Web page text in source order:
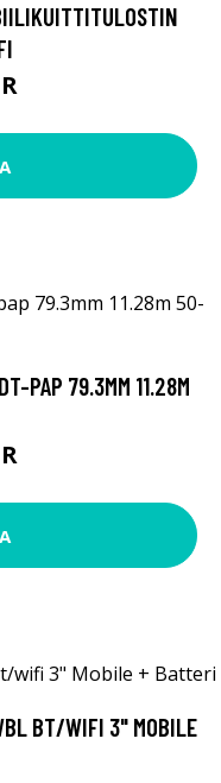
PAP 79.3MM 11.28M
BT/WIFI 3" MOBILE